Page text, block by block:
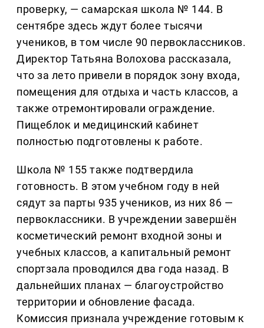
проверку, — самарская школа № 144. В
сентябре здесь ждут более тысячи
учеников, в том числе 90 первоклассников.
Директор Татьяна Волохова рассказала,
что за лето привели в порядок зону входа,
помещения для отдыха и часть классов, а
также отремонтировали ограждение.
Пищеблок и медицинский кабинет
полностью подготовлены к работе.
Школа № 155 также подтвердила
готовность. В этом учебном году в ней
сядут за парты 935 учеников, из них 86 —
первоклассники. В учреждении завершён
косметический ремонт входной зоны и
учебных классов, а капитальный ремонт
спортзала проводился два года назад. В
дальнейших планах — благоустройство
территории и обновление фасада.
Комиссия признала учреждение готовым к